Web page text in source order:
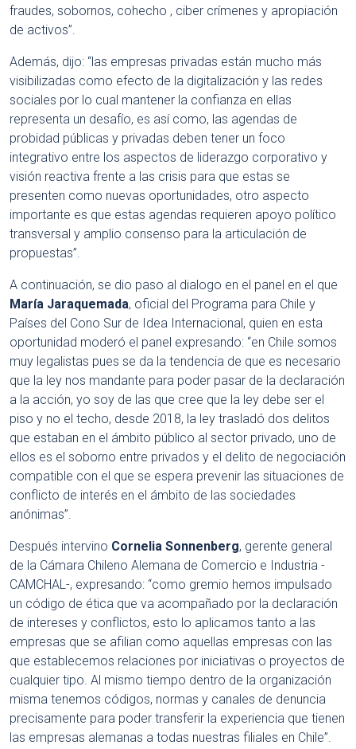
fraudes, sobornos, cohecho , ciber crímenes y apropiación
de activos”.
Además, dijo: “las empresas privadas están mucho más
visibilizadas como efecto de la digitalización y las redes
sociales por lo cual mantener la confianza en ellas
representa un desafío, es así como, las agendas de
probidad públicas y privadas deben tener un foco
integrativo entre los aspectos de liderazgo corporativo y
visión reactiva frente a las crisis para que estas se
presenten como nuevas oportunidades, otro aspecto
importante es que estas agendas requieren apoyo político
transversal y amplio consenso para la articulación de
propuestas”.
A continuación, se dio paso al dialogo en el panel en el que
María Jaraquemada, oficial del Programa para Chile y
Países del Cono Sur de Idea Internacional, quien en esta
oportunidad moderó el panel expresando: “en Chile somos
muy legalistas pues se da la tendencia de que es necesario
que la ley nos mandante para poder pasar de la declaración
a la acción, yo soy de las que cree que la ley debe ser el
piso y no el techo, desde 2018, la ley trasladó dos delitos
que estaban en el ámbito público al sector privado, uno de
ellos es el soborno entre privados y el delito de negociación
compatible con el que se espera prevenir las situaciones de
conflicto de interés en el ámbito de las sociedades
anónimas”.
Después intervino Cornelia Sonnenberg, gerente general
de la Cámara Chileno Alemana de Comercio e Industria -
CAMCHAL-, expresando: “como gremio hemos impulsado
un código de ética que va acompañado por la declaración
de intereses y conflictos, esto lo aplicamos tanto a las
empresas que se afilian como aquellas empresas con las
que establecemos relaciones por iniciativas o proyectos de
cualquier tipo. Al mismo tiempo dentro de la organización
misma tenemos códigos, normas y canales de denuncia
precisamente para poder transferir la experiencia que tienen
las empresas alemanas a todas nuestras filiales en Chile”.